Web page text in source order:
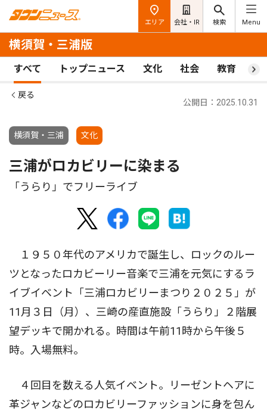
エリア 会社・IR 検索 Menu
横須賀・三浦版
すべて トップニュース 文化 社会 教育 ス
戻る
横須賀・三浦 文化
公開日：2025.10.31
三浦がロカビリーに染まる
「うらり」でフリーライブ
１９５０年代のアメリカで誕生し、ロックのルー
ツとなったロカビーリー音楽で三浦を元気にするラ
イブイベント「三浦ロカビリーまつり２０２５」が
11月３日（月）、三崎の産直施設「うらり」２階展
望デッキで開かれる。時間は午前11時から午後５
時。入場無料。
４回目を数える人気イベント。リーゼントヘアに
革ジャンなどのロカビリーファッションに身を包ん